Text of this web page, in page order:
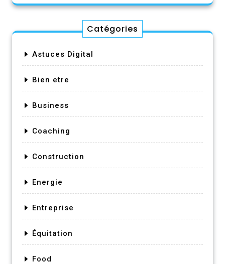
Catégories
Astuces Digital
Bien etre
Business
Coaching
Construction
Energie
Entreprise
Équitation
Food